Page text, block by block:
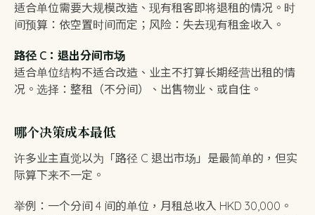
适合单位需要大规模改造、现有租客即将退租的情况。时
间预算：依空置时间而定；风险：失去现有租金收入。
路径 C：退出分间市场
适合单位结构不适合改造、业主不打算长期经营出租的情
况。选择：整租（不分间）、出售物业、或自住。
哪个决策成本最低
许多业主直觉以为「路径 C 退出市场」是最简单的，但实
际算下来不一定。
举例：一个分间 4 间的单位，月租总收入 HKD 30,000。